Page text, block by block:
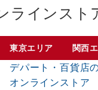
東京エリア 関西
デパート・百貨店
オンラインストア